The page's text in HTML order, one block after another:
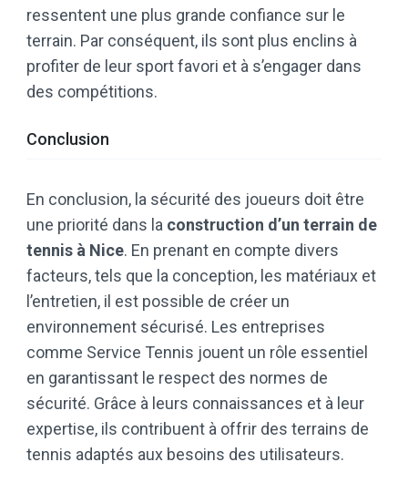
ressentent une plus grande confiance sur le
terrain. Par conséquent, ils sont plus enclins à
profiter de leur sport favori et à s’engager dans
des compétitions.
Conclusion
En conclusion, la sécurité des joueurs doit être
une priorité dans la construction d’un terrain de
tennis à Nice. En prenant en compte divers
facteurs, tels que la conception, les matériaux et
l’entretien, il est possible de créer un
environnement sécurisé. Les entreprises
comme Service Tennis jouent un rôle essentiel
en garantissant le respect des normes de
sécurité. Grâce à leurs connaissances et à leur
expertise, ils contribuent à offrir des terrains de
tennis adaptés aux besoins des utilisateurs.